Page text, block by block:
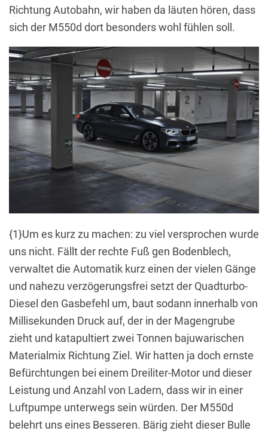
Richtung Autobahn, wir haben da läuten hören, dass
sich der M550d dort besonders wohl fühlen soll.
{1}Um es kurz zu machen: zu viel versprochen wurde
uns nicht. Fällt der rechte Fuß gen Bodenblech,
verwaltet die Automatik kurz einen der vielen Gänge
und nahezu verzögerungsfrei setzt der Quadturbo-
Diesel den Gasbefehl um, baut sodann innerhalb von
Millisekunden Druck auf, der in der Magengrube
zieht und katapultiert zwei Tonnen bajuwarischen
Materialmix Richtung Ziel. Wir hatten ja doch ernste
Befürchtungen bei einem Dreiliter-Motor und dieser
Leistung und Anzahl von Ladern, dass wir in einer
Luftpumpe unterwegs sein würden. Der M550d
belehrt uns eines Besseren. Bärig zieht dieser Bulle